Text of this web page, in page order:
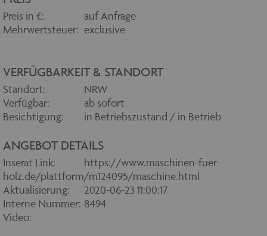
Preis in €:
auf Anfrage
Mehrwertsteuer: exclusive
VERFÜGBARKEIT & STANDORT
Standort:
NRW
Verfügbar:
ab sofort
Besichtigung:
in Betriebszustand / in Betrieb
ANGEBOT DETAILS
Inserat Link:
https://www.maschinen-fuer-
holz.de/plattform/m124095/maschine.html
Aktualisierung:
2020-06-23 11:00:17
Interne Nummer: 8494
Video: